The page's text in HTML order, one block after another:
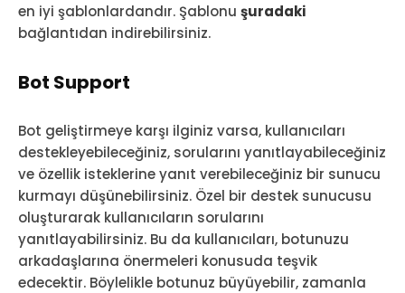
en iyi şablonlardandır. Şablonu şuradaki
bağlantıdan indirebilirsiniz.
Bot Support
Bot geliştirmeye karşı ilginiz varsa, kullanıcıları
destekleyebileceğiniz, sorularını yanıtlayabileceğiniz
ve özellik isteklerine yanıt verebileceğiniz bir sunucu
kurmayı düşünebilirsiniz. Özel bir destek sunucusu
oluşturarak kullanıcıların sorularını
yanıtlayabilirsiniz. Bu da kullanıcıları, botunuzu
arkadaşlarına önermeleri konusuda teşvik
edecektir. Böylelikle botunuz büyüyebilir, zamanla